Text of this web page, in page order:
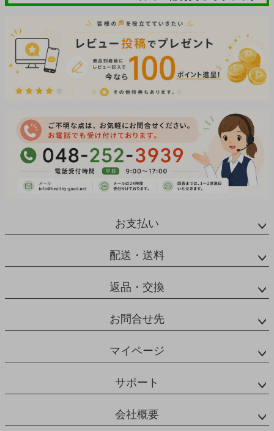
お支払い
配送・送料
返品・交換
お問合せ先
マイページ
サポート
会社概要